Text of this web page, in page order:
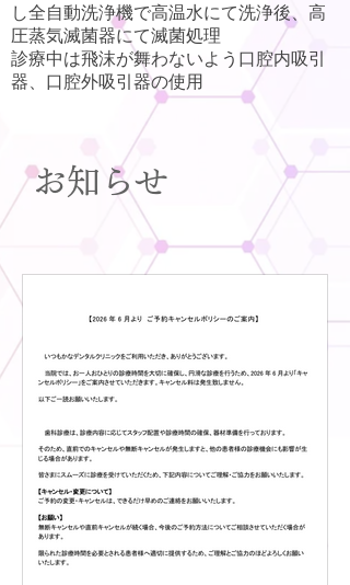
し全自動洗浄機で高温水にて洗浄後、高
圧蒸気滅菌器にて滅菌処理
診療中は飛沫が舞わないよう口腔内吸引
器、口腔外吸引器の使用
お知らせ